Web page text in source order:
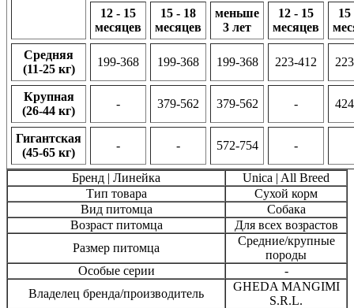
12 - 15
месяцев
15 - 18
месяцев
меньше
3 лет
12 - 15
месяцев
15
Средняя
(11-25 кг)
199-368 199-368 199-368 223-412
Крупная
(26-44 кг)
- 379-562 379-562 -
Гигантская
(45-65 кг)
- - 572-754 -
Бренд | Линейка
Unica | All Breed
Тип товара
Сухой корм
Вид питомца
Собака
Возраст питомца
Для всех возрастов
Размер питомца
Средние/крупные
породы
Особые серии
-
Владелец бренда/производитель
GHEDA MANGIMI
S.R.L.